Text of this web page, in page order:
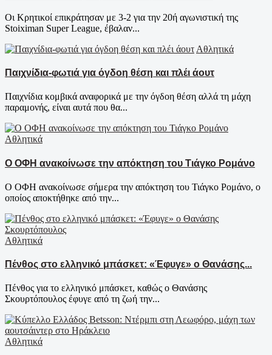
Οι Κρητικοί επικράτησαν με 3-2 για την 20ή αγωνιστική της
Stoiximan Super League, έβαλαν...
Αθλητικά
Παιχνίδια-φωτιά για όγδοη θέση και πλέι άουτ
Παιχνίδια κομβικά αναφορικά με την όγδοη θέση αλλά τη μάχη
παραμονής, είναι αυτά που θα...
Αθλητικά
Ο ΟΦΗ ανακοίνωσε την απόκτηση του Τιάγκο Ρομάνο
Ο ΟΦΗ ανακοίνωσε σήμερα την απόκτηση του Τιάγκο Ρομάνο, ο
οποίος αποκτήθηκε από την...
Αθλητικά
Πένθος στο ελληνικό μπάσκετ: «Έφυγε» ο Θανάσης...
Πένθος για το ελληνικό μπάσκετ, καθώς ο Θανάσης
Σκουρτόπουλος έφυγε από τη ζωή την...
Αθλητικά